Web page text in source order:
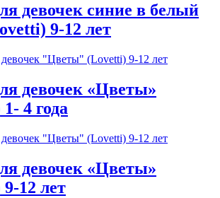
девочек синие в белый
9-12 лет
девочек «Цветы»
4 года
девочек «Цветы»
12 лет